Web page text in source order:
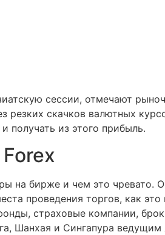
сессии, отмечают
резких скачков валютных
получать из этого прибыль.
на бирже и чем это
проведения торгов, как
страховые компании,
Шанхая и Сингапура